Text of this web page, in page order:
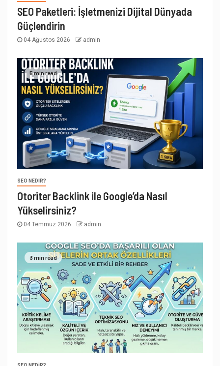
SEO Paketleri: İşletmenizi Dijital Dünyada
Güçlendirin
04 Ağustos 2026 admin
5 min read
SEO NEDIR?
Otoriter Backlink ile Google’da Nasıl
Yükselirsiniz?
04 Temmuz 2026 admin
3 min read